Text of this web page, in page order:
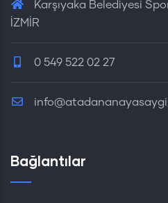
Karşıyaka Belediyesi
İZMİR
0 549 522 02 27
Bağlantılar